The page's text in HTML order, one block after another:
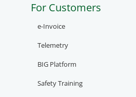
For Customers
e-Invoice
Telemetry
BIG Platform
Safety Training